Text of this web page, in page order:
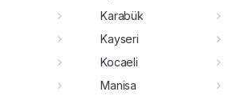
Karabük
Kayseri
Kocaeli
Manisa